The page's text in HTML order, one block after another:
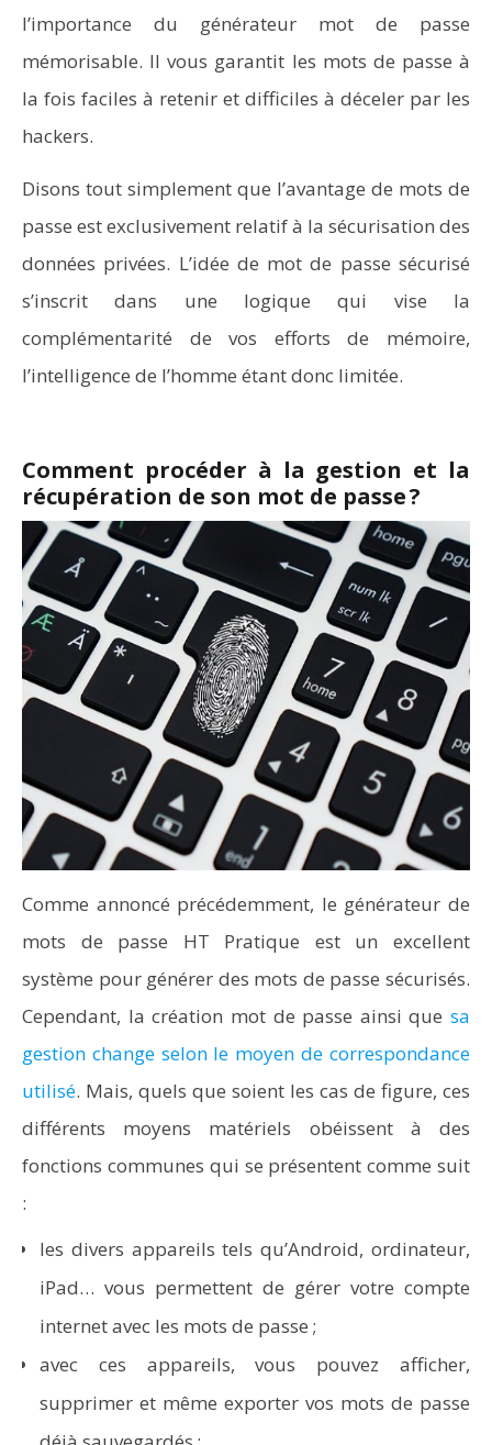
l’importance du générateur mot de passe
mémorisable. Il vous garantit les mots de passe à
la fois faciles à retenir et difficiles à déceler par les
hackers.
Disons tout simplement que l’avantage de mots de
passe est exclusivement relatif à la sécurisation des
données privées. L’idée de mot de passe sécurisé
s’inscrit dans une logique qui vise la
complémentarité de vos efforts de mémoire,
l’intelligence de l’homme étant donc limitée.
Comment procéder à la gestion et la
récupération de son mot de passe ?
Comme annoncé précédemment, le générateur de
mots de passe HT Pratique est un excellent
système pour générer des mots de passe sécurisés.
Cependant, la création mot de passe ainsi que sa
gestion change selon le moyen de correspondance
utilisé. Mais, quels que soient les cas de figure, ces
différents moyens matériels obéissent à des
fonctions communes qui se présentent comme suit
:
les divers appareils tels qu’Android, ordinateur,
iPad… vous permettent de gérer votre compte
internet avec les mots de passe ;
avec ces appareils, vous pouvez afficher,
supprimer et même exporter vos mots de passe